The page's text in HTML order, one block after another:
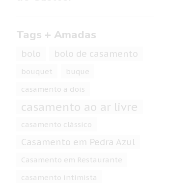
Tags + Amadas
bolo bolo de casamento
bouquet
buque
casamento a dois
casamento ao ar livre
casamento clássico
Casamento em Pedra Azul
Casamento em Restaurante
casamento intimista